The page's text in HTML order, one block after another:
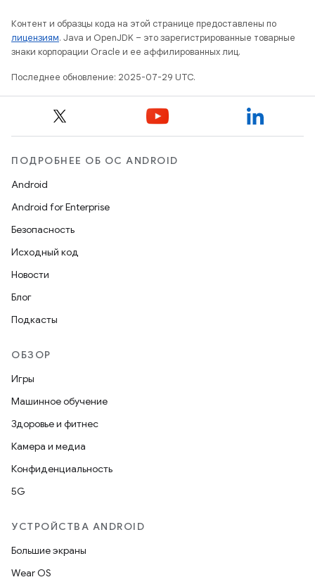
Контент и образцы кода на этой странице предоставлены по
лицензиям. Java и OpenJDK – это зарегистрированные товарные
знаки корпорации Oracle и ее аффилированных лиц.
Последнее обновление: 2025-07-29 UTC.
ПОДРОБНЕЕ ОБ ОС ANDROID
Android
Android for Enterprise
Безопасность
Исходный код
Новости
Блог
Подкасты
ОБЗОР
Игры
Машинное обучение
Здоровье и фитнес
Камера и медиа
Конфиденциальность
5G
УСТРОЙСТВА ANDROID
Большие экраны
Wear OS